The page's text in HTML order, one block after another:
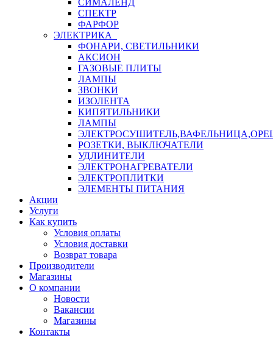
СИМАЛЕНД
СПЕКТР
ФАРФОР
ЭЛЕКТРИКА
ФОНАРИ, СВЕТИЛЬНИКИ
АКСИОН
ГАЗОВЫЕ ПЛИТЫ
ЛАМПЫ
ЗВОНКИ
ИЗОЛЕНТА
КИПЯТИЛЬНИКИ
ЛАМПЫ
РОЗЕТКИ, ВЫКЛЮЧАТЕЛИ
УДЛИНИТЕЛИ
ЭЛЕКТРОНАГРЕВАТЕЛИ
ЭЛЕКТРОПЛИТКИ
ЭЛЕМЕНТЫ ПИТАНИЯ
Акции
Услуги
Как купить
Условия оплаты
Условия доставки
Возврат товара
Производители
Магазины
О компании
Новости
Вакансии
Магазины
Контакты